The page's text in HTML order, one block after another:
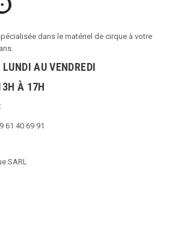
dans le matériel de cirque à votre
LUNDI AU VENDREDI
À 17H
61 40 69 91
SARL